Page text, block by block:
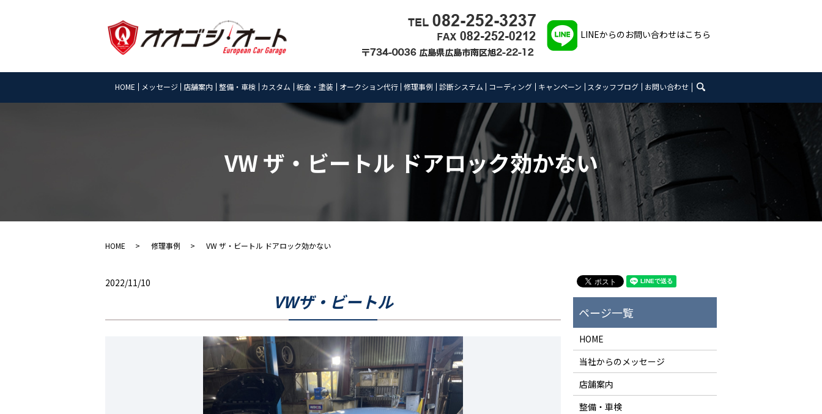
HOME メッセージ 店舗案内 整備・車検 カスタム 板金・塗装 オークション代行 修理事例 診断システム コーディング キャンペーン スタッフブログ お問い合わせ
LINEからのお問い合わせはこちら
VW ザ・ビートル ドアロック効かない
HOME 修理事例 VW ザ・ビートル ドアロック効かない
2022/11/10
VWザ・ビートル
HOME
当社からのメッセージ
店舗案内
整備・車検